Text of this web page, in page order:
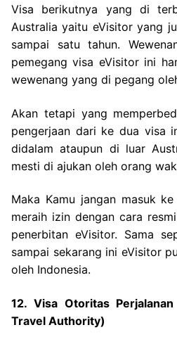
Visa berikutnya yang di
Australia yaitu eVisitor yang
sampai satu tahun.
pemegang visa eVisitor ini
wewenang yang di pegang
Akan tetapi yang
pengerjaan dari ke dua visa
didalam ataupun di luar
mesti di ajukan oleh orang
Maka Kamu jangan masuk
meraih izin dengan cara
penerbitan eVisitor. Sama
sampai sekarang ini eVisitor
oleh Indonesia.
12. Visa Otoritas
Travel Authority)